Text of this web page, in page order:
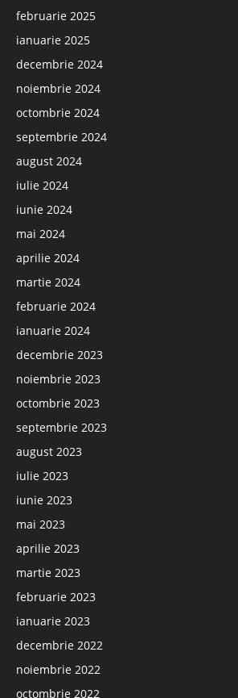
februarie 2025
ianuarie 2025
decembrie 2024
noiembrie 2024
octombrie 2024
septembrie 2024
august 2024
iulie 2024
iunie 2024
mai 2024
aprilie 2024
martie 2024
februarie 2024
ianuarie 2024
decembrie 2023
noiembrie 2023
octombrie 2023
septembrie 2023
august 2023
iulie 2023
iunie 2023
mai 2023
aprilie 2023
martie 2023
februarie 2023
ianuarie 2023
decembrie 2022
noiembrie 2022
octombrie 2022